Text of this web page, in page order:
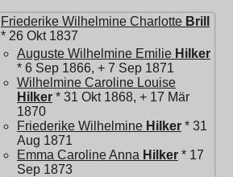
Friederike Wilhelmine Charlotte Brill
* 26 Okt 1837
Auguste Wilhelmine Emilie Hilker
* 6 Sep 1866, + 7 Sep 1871
Wilhelmine Caroline Louise
Hilker * 31 Okt 1868, + 17 Mär
1870
Friederike Wilhelmine Hilker * 31
Aug 1871
Emma Caroline Anna Hilker * 17
Sep 1873